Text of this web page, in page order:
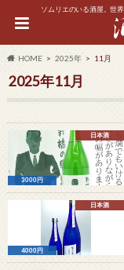
ソムリエのいる酒屋。世
HOME 2025年 11月
2025年11月
日本酒
3000円
日本酒
4000円